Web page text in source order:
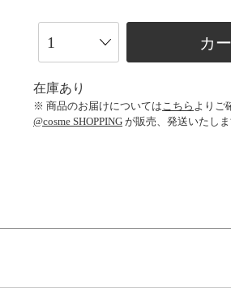
カ
在庫あり
※ 商品のお届けについては こちら よりご
@cosme SHOPPING が販売、発送いたしま